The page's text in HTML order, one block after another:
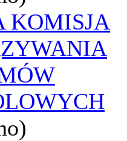
KOMISJA